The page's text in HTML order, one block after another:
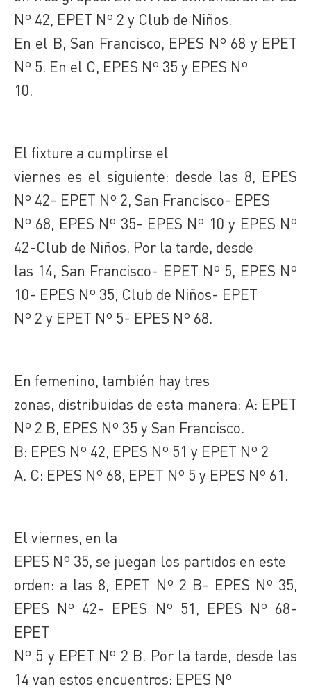
Nº 42, EPET Nº 2 y Club de Niños.
En el B, San Francisco, EPES Nº 68 y EPET
Nº 5. En el C, EPES Nº 35 y EPES Nº
10.
El fixture a cumplirse el
viernes es el siguiente: desde las 8, EPES
Nº 42- EPET Nº 2, San Francisco- EPES
Nº 68, EPES Nº 35- EPES Nº 10 y EPES Nº
42-Club de Niños. Por la tarde, desde
las 14, San Francisco- EPET Nº 5, EPES Nº
10- EPES Nº 35, Club de Niños- EPET
Nº 2 y EPET Nº 5- EPES Nº 68.
En femenino, también hay tres
zonas, distribuidas de esta manera: A: EPET
Nº 2 B, EPES Nº 35 y San Francisco.
B: EPES Nº 42, EPES Nº 51 y EPET Nº 2
A. C: EPES Nº 68, EPET Nº 5 y EPES Nº 61.
El viernes, en la
EPES Nº 35, se juegan los partidos en este
orden: a las 8, EPET Nº 2 B- EPES Nº 35,
EPES Nº 42- EPES Nº 51, EPES Nº 68-
EPET
Nº 5 y EPET Nº 2 B. Por la tarde, desde las
14 van estos encuentros: EPES Nº